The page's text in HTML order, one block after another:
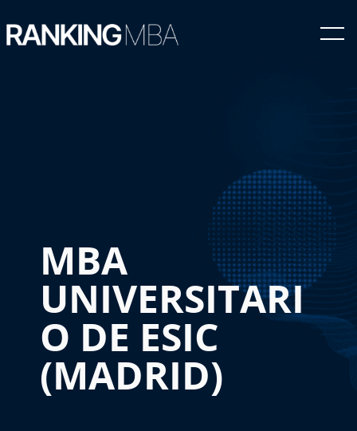
MBA
UNIVERSITARI
O DE ESIC
(MADRID)